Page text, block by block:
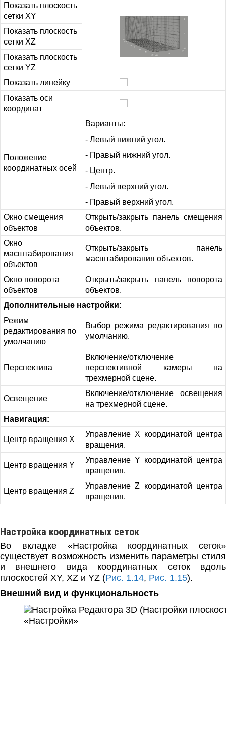
Показать плоскость
сетки XY
Показать плоскость
сетки XZ
Показать плоскость
сетки YZ
Показать линейку
Показать оси
координат
Положение
координатных осей
Варианты:
- Левый нижний угол.
- Правый нижний угол.
- Центр.
- Левый верхний угол.
- Правый верхний угол.
Окно смещения
объектов
Открыть/закрыть панель смещения
объектов.
Окно
масштабирования
объектов
Открыть/закрыть панель
масштабирования объектов.
Окно поворота
объектов
Открыть/закрыть панель поворота
объектов.
Дополнительные настройки:
Режим
редактирования по
умолчанию
Выбор режима редактирования по
умолчанию.
Перспектива
Включение/отключение
перспективной камеры на
трехмерной сцене.
Освещение
Включение/отключение освещения
на трехмерной сцене.
Навигация:
Центр вращения X
Управление X координатой центра
вращения.
Центр вращения Y
Управление Y координатой центра
вращения.
Центр вращения Z
Управление Z координатой центра
вращения.
Настройка координатных сеток
Во вкладке «Настройка координатных сеток»
существует возможность изменить параметры стиля
и внешнего вида координатных сеток вдоль
плоскостей XY, XZ и YZ (Рис. 1.14, Рис. 1.15).
Внешний вид и функциональность